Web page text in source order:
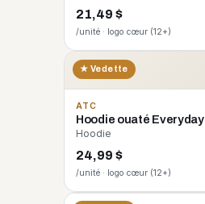
21,49 $
/unité · logo cœur (12+)
★ Vedette
ATC
Hoodie ouaté Everyday
Hoodie
24,99 $
/unité · logo cœur (12+)